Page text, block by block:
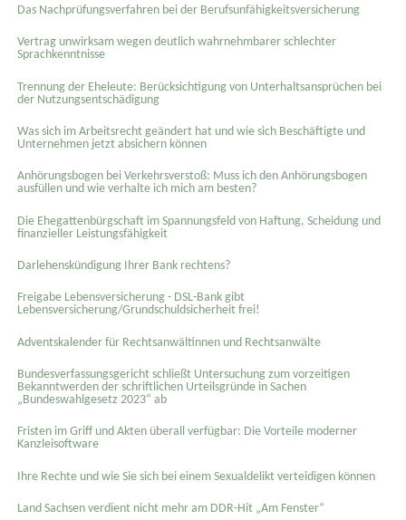
Das Nachprüfungsverfahren bei der Berufsunfähigkeitsversicherung
Vertrag unwirksam wegen deutlich wahrnehmbarer schlechter
Sprachkenntnisse
Trennung der Eheleute: Berücksichtigung von Unterhaltsansprüchen bei
der Nutzungsentschädigung
Was sich im Arbeitsrecht geändert hat und wie sich Beschäftigte und
Unternehmen jetzt absichern können
Anhörungsbogen bei Verkehrsverstoß: Muss ich den Anhörungsbogen
ausfüllen und wie verhalte ich mich am besten?
Die Ehegattenbürgschaft im Spannungsfeld von Haftung, Scheidung und
finanzieller Leistungsfähigkeit
Darlehenskündigung Ihrer Bank rechtens?
Freigabe Lebensversicherung - DSL-Bank gibt
Lebensversicherung/Grundschuldsicherheit frei!
Adventskalender für Rechtsanwältinnen und Rechtsanwälte
Bundesverfassungsgericht schließt Untersuchung zum vorzeitigen
Bekanntwerden der schriftlichen Urteilsgründe in Sachen
„Bundeswahlgesetz 2023“ ab
Fristen im Griff und Akten überall verfügbar: Die Vorteile moderner
Kanzleisoftware
Ihre Rechte und wie Sie sich bei einem Sexual­delikt verteidigen können
Land Sachsen verdient nicht mehr am DDR-Hit „Am Fenster“